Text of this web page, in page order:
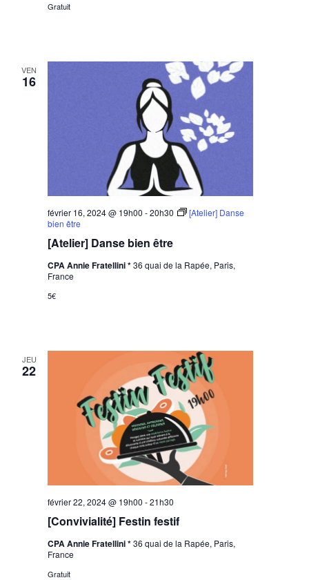
Gratuit
VEN
16
[Atelier] Danse bien être
février 16, 2024 @ 19h00 -20h30
[Atelier] Danse
bien être
CPA Annie Fratellini *36 quai de la Rapée, Paris,
France
5€
JEU
22
[Convivialité] Festin festif
février 22, 2024 @ 19h00 -21h30
CPA Annie Fratellini *36 quai de la Rapée, Paris,
France
Gratuit